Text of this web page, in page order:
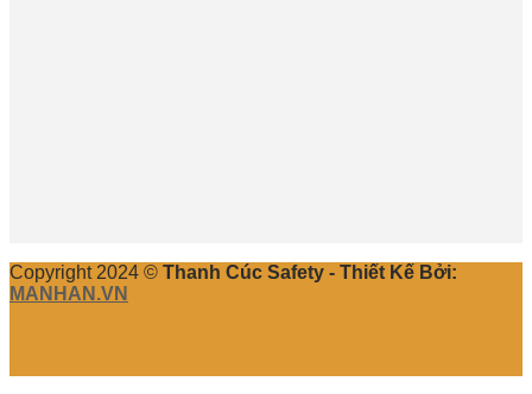
Copyright 2024 © Thanh Cúc Safety - Thiết Kế Bởi:
MANHAN.VN